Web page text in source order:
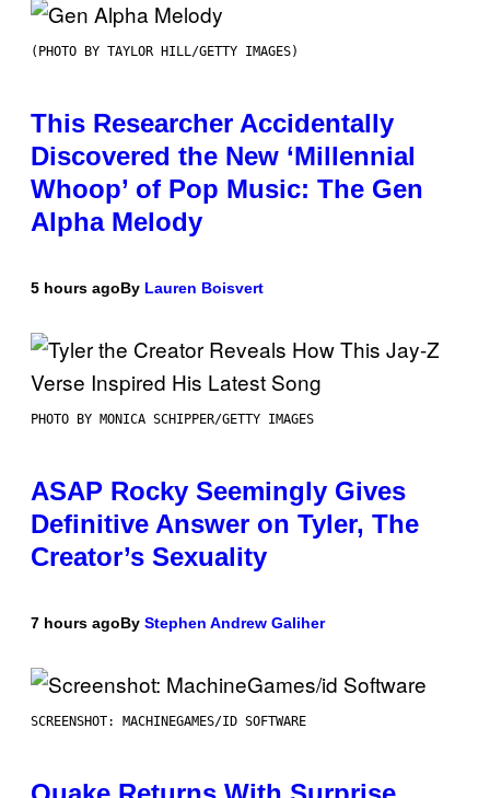
(PHOTO BY TAYLOR HILL/GETTY IMAGES)
This Researcher Accidentally
Discovered the New ‘Millennial
Whoop’ of Pop Music: The Gen
Alpha Melody
5 hours agoBy Lauren Boisvert
PHOTO BY MONICA SCHIPPER/GETTY IMAGES
ASAP Rocky Seemingly Gives
Definitive Answer on Tyler, The
Creator’s Sexuality
7 hours agoBy Stephen Andrew Galiher
SCREENSHOT: MACHINEGAMES/ID SOFTWARE